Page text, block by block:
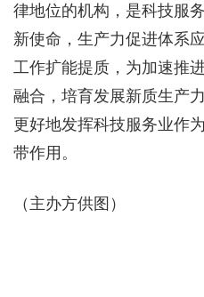
律地位的机构，是科技服
新使命，生产力促进体系
工作扩能提质，为加速推
融合，培育发展新质生产
更好地发挥科技服务业作
带作用。
（主办方供图）